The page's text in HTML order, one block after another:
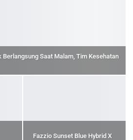
Berlangsung Saat Malam, Tim Kesehatan
Fazzio Sunset Blue Hybrid X